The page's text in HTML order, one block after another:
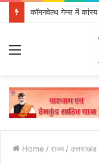
Home / राज्य / उत्तराखंड